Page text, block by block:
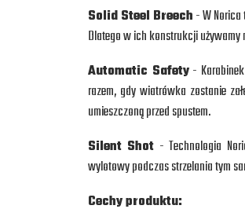
Solid Steel Breech- W
Dlatego w ich konstrukcji
Automatic Safety- Karabinek
razem, gdy wiatrówka zostanie
umieszczoną przed spustem.
Silent Shot - Technologia
wylotowy podczas strzelania tym
Cechy produktu: